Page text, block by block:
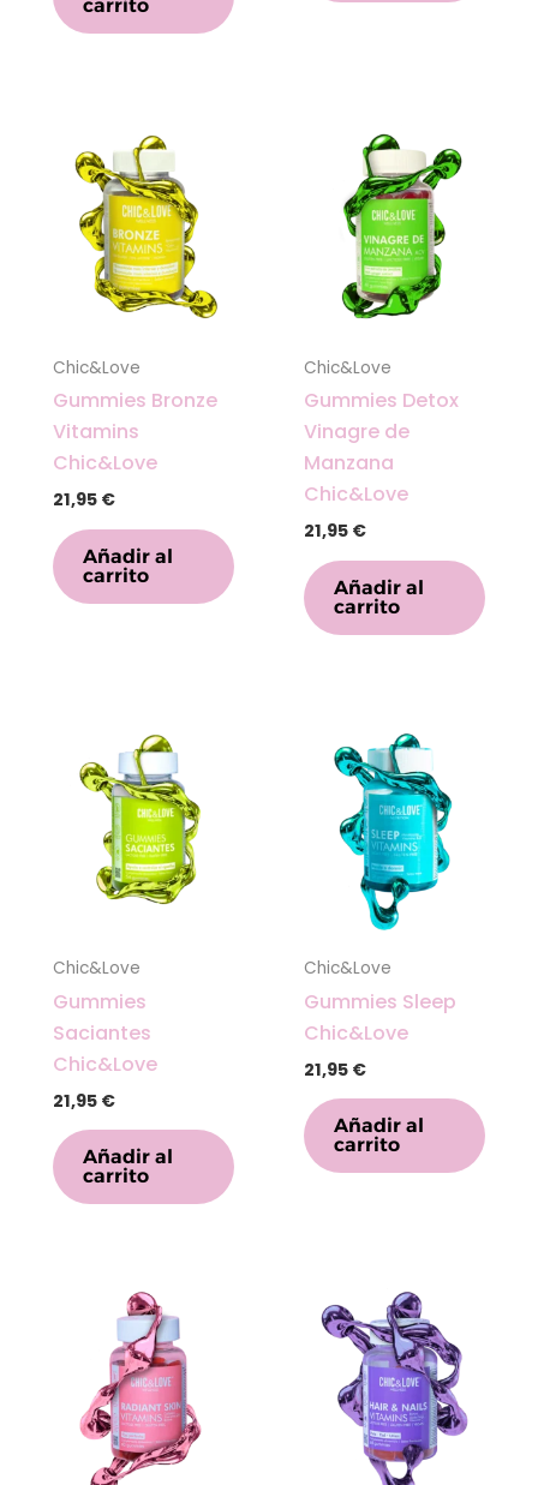
carrito
Chic&Love
Gummies Bronze
Vitamins
Chic&Love
21,95 €
Añadir al
carrito
Chic&Love
Gummies Detox
Vinagre de
Manzana
Chic&Love
21,95 €
Añadir al
carrito
Chic&Love
Gummies
Saciantes
Chic&Love
21,95 €
Añadir al
carrito
Chic&Love
Gummies Sleep
Chic&Love
21,95 €
Añadir al
carrito